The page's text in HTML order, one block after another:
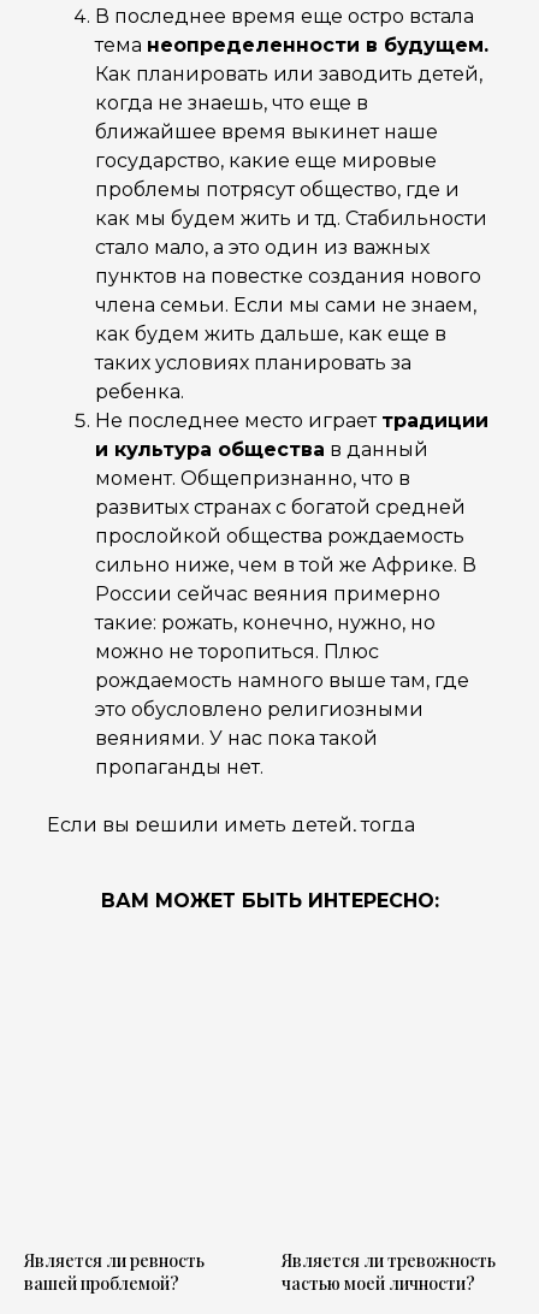
В последнее время еще остро встала
тема неопределенности в будущем.
Как планировать или заводить детей,
когда не знаешь, что еще в
ближайшее время выкинет наше
государство, какие еще мировые
проблемы потрясут общество, где и
как мы будем жить и тд. Стабильности
стало мало, а это один из важных
пунктов на повестке создания нового
члена семьи. Если мы сами не знаем,
как будем жить дальше, как еще в
таких условиях планировать за
ребенка.
Не последнее место играет традиции
и культура общества в данный
момент. Общепризнанно, что в
развитых странах с богатой средней
прослойкой общества рождаемость
сильно ниже, чем в той же Африке. В
России сейчас веяния примерно
такие: рожать, конечно, нужно, но
можно не торопиться. Плюс
рождаемость намного выше там, где
это обусловлено религиозными
веяниями. У нас пока такой
пропаганды нет.
Если вы решили иметь детей, тогда
родить ребенка. Смотрите это в статье
ВАМ МОЖЕТ БЫТЬ ИНТЕРЕСНО:
Является ли ревность
вашей проблемой?
Является ли тревожность
частью моей личности?